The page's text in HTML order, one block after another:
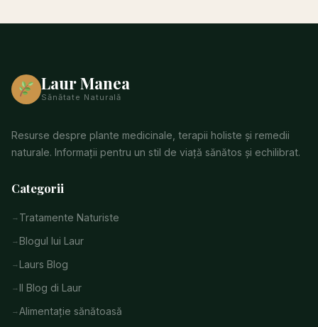
Laur Manea
Sănătate Naturală
Resurse despre plante medicinale, terapii holiste și remedii
naturale. Informații pentru un stil de viață sănătos și echilibrat.
Categorii
Tratamente Naturiste
Blogul lui Laur
Laurs Blog
Il Blog di Laur
Alimentație sănătoasă